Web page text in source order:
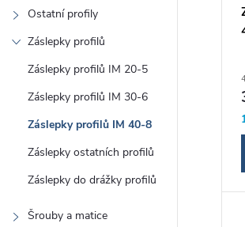
Ostatní profily
Záslepky profilů
Záslepky profilů IM 20-5
Záslepky profilů IM 30-6
Záslepky profilů IM 40-8
Záslepky ostatních profilů
Záslepky do drážky profilů
Šrouby a matice
t